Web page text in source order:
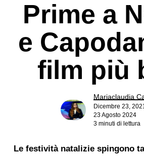
Prime a
e
film più
Mariaclaudia
Dicembre 23,
23 Agosto 2024
3 minuti di lettura
Le festività natalizie spingono